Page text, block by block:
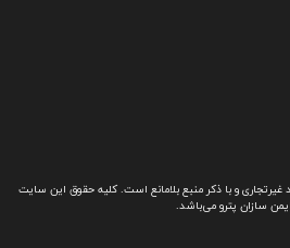
و با ذکر منبع بلامانع است. کلیه حقوق این سایت
سازان پترو می‌باشد.